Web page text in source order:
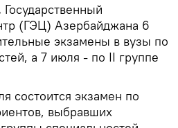
Государственный
(ГЭЦ) Азербайджана 6
экзамены в вузы по
а 7 июля - по II группе
состоится экзамен по
выбравших